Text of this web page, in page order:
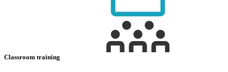
Classroom training